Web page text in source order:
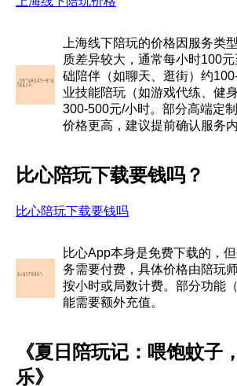
上海线下陪玩的价格因服务类
质差异较大，通常每小时100
础陪伴（如聊天、逛街）约
业技能陪玩（如游戏代练、健
300-500元/小时。部分高端定
价格更高，建议提前确认服务
比心陪玩下载要钱吗？
比心陪玩下载要钱吗
比心App本身是免费下载的，
务需要付费，具体价格由陪玩
按小时或局数计费。部分功能
能需要额外充值。
《夏日陪玩记：喂饱蚊子
乐》